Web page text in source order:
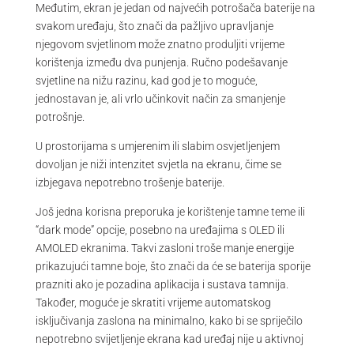
Međutim, ekran je jedan od najvećih potrošača baterije na
svakom uređaju, što znači da pažljivo upravljanje
njegovom svjetlinom može znatno produljiti vrijeme
korištenja između dva punjenja. Ručno podešavanje
svjetline na nižu razinu, kad god je to moguće,
jednostavan je, ali vrlo učinkovit način za smanjenje
potrošnje.
U prostorijama s umjerenim ili slabim osvjetljenjem
dovoljan je niži intenzitet svjetla na ekranu, čime se
izbjegava nepotrebno trošenje baterije.
Još jedna korisna preporuka je korištenje tamne teme ili
“dark mode” opcije, posebno na uređajima s OLED ili
AMOLED ekranima. Takvi zasloni troše manje energije
prikazujući tamne boje, što znači da će se baterija sporije
prazniti ako je pozadina aplikacija i sustava tamnija.
Također, moguće je skratiti vrijeme automatskog
isključivanja zaslona na minimalno, kako bi se spriječilo
nepotrebno svijetljenje ekrana kad uređaj nije u aktivnoj